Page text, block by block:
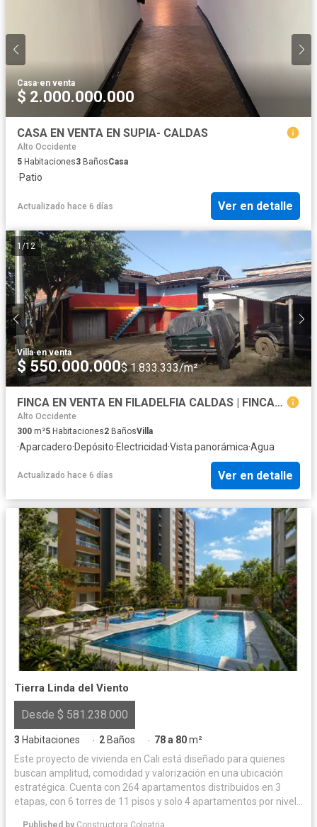
Casa·en venta
$ 2.000.000.000
CASA EN VENTA EN SUPIA- CALDAS
Alto Occidente
5 Habitaciones3 BañosCasa
·Patio
Actualizado hace 6 días Ver en detalle
1 /12
Villa·en venta
$ 550.000.000$ 1.833.333/m²
FINCA EN VENTA EN FILADELFIA CALDAS | FINCAS EN VENTA
Alto Occidente
300 m²5 Habitaciones2 BañosVilla
·Aparcadero·Depósito·Electricidad·Vista panorámica·Agua
Actualizado hace 6 días Ver en detalle
Tierra Linda del Viento
Desde $ 581.238.000
3 Habitaciones · 2 Baños · 78 a 80m²
Este proyecto de vivienda en Cali está diseñado para quienes
buscan amplitud, comodidad y valorización en una ubicación
estratégica. Cuenta con 264 apartamentos distribuidos en 3
etapas, con 6 torres de 11 pisos y solo 4 apartamentos por nivel,